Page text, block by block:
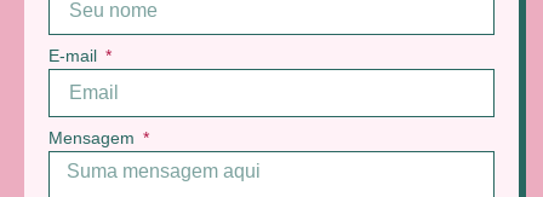
E-mail
Mensagem